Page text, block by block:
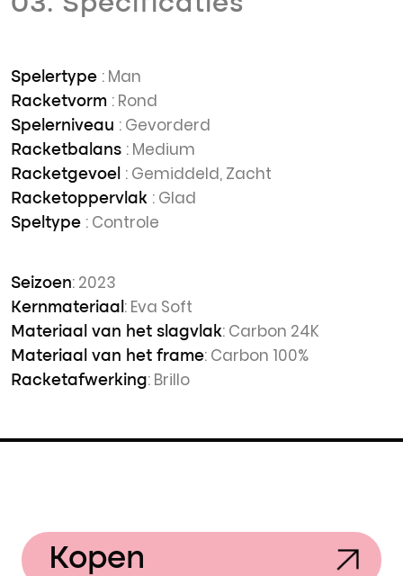
Spelertype : Man
Racketvorm : Rond
Spelerniveau : Gevorderd
Racketbalans : Medium
Racketgevoel : Gemiddeld, Zacht
Racketoppervlak : Glad
Speltype : Controle
Seizoen: 2023
Kernmateriaal : Eva Soft
Materiaal van het slagvlak: Carbon 24K
Materiaal van het frame: Carbon 100%
Racketafwerking: Brillo
Kopen